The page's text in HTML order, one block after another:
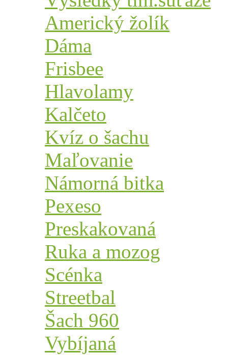
Americký žolík
Dáma
Frisbee
Hlavolamy
Kalčeto
Kvíz o šachu
Maľovanie
Námorná bitka
Pexeso
Preskakovaná
Ruka a mozog
Scénka
Streetbal
Šach 960
Vybíjaná